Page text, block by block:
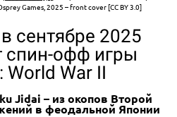
Games, 2025 – front cover [CC BY 3.0]
сентябре 2025
спин-офф игры
World War II
Jidai – из окопов Второй
в феодальной Японии